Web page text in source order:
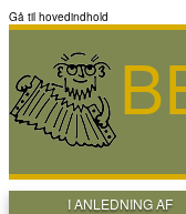
Gå til hovedindhold
I ANLEDNING AF